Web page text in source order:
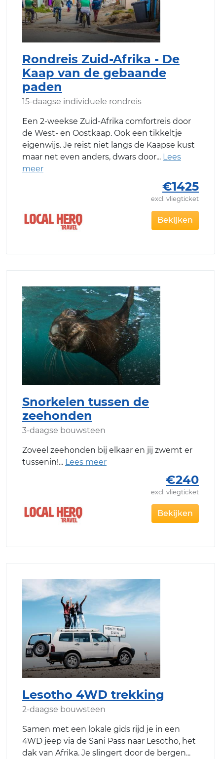
Rondreis Zuid-Afrika - De
Kaap van de gebaande
paden
15-daagse individuele rondreis
Een 2-weekse Zuid-Afrika comfortreis door
de West- en Oostkaap. Ook een tikkeltje
eigenwijs. Je reist niet langs de Kaapse kust
maar net even anders, dwars door
€1425
excl. vliegticket
Bekijken
Snorkelen tussen de
zeehonden
3-daagse bouwsteen
Zoveel zeehonden bij elkaar en jij zwemt er
tussenin!
€240
excl. vliegticket
Bekijken
Lesotho 4WD trekking
2-daagse bouwsteen
Samen met een lokale gids rijd je in een
4WD jeep via de Sani Pass naar Lesotho, het
dak van Afrika. Je slingert door de bergen